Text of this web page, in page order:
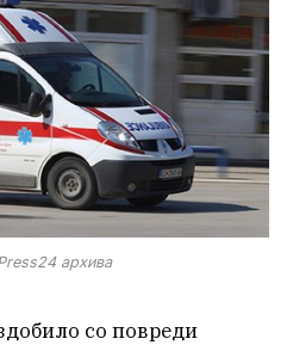
архива
со повреди